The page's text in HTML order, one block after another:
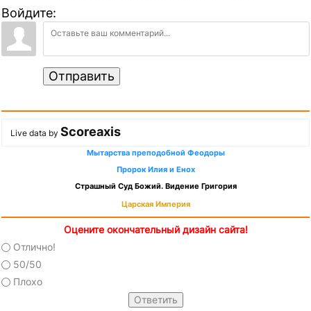
Войдите:
Отправить
Live data by Scoreaxis
Мытарства преподобной Феодоры
Пророк Илия и Енох
Страшный Суд Божий. Видение Григория
Царская Империя
Оцените окончательный дизайн сайта!
Отлично!
50/50
Плохо